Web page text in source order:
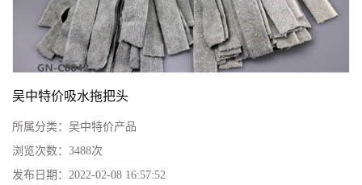
吴中特价吸水拖把头
所属分类： 吴中特价产品
浏览次数： 3488次
发布日期： 2022-02-08 16:57:52